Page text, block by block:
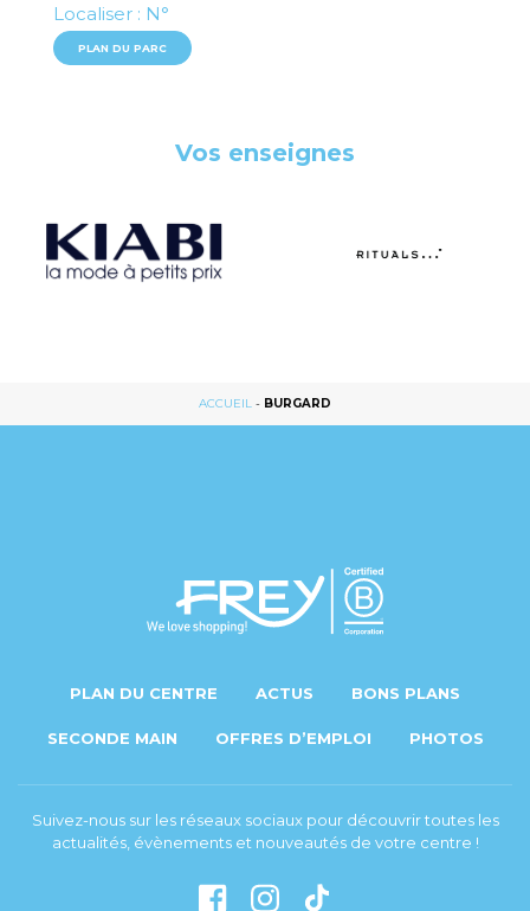
Localiser : N°
PLAN DU PARC
Vos enseignes
ACCUEIL - BURGARD
PLAN DU CENTRE ACTUS BONS PLANS
SECONDE MAIN OFFRES D’EMPLOI PHOTOS
Suivez-nous sur les réseaux sociaux pour découvrir toutes les
actualités, évènements et nouveautés de votre centre !